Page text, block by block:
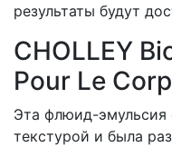
результаты будут
CHOLLEY
Pour Le
Эта флюид-эмульсия
текстурой и была